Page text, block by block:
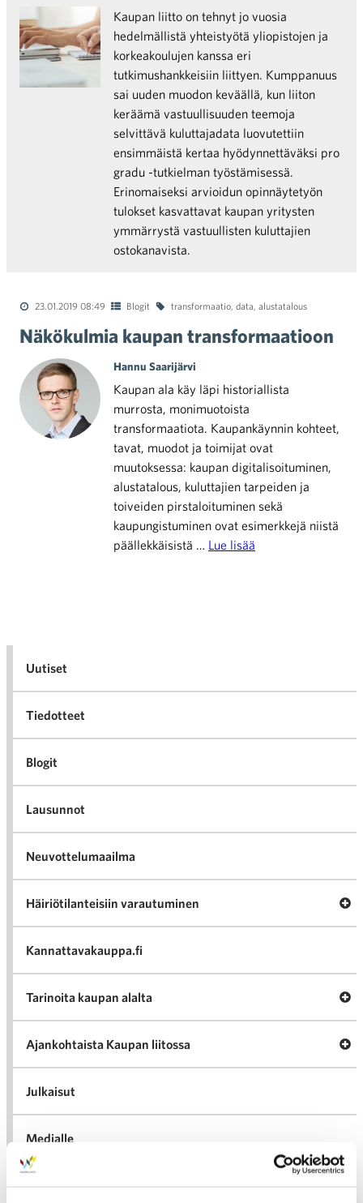
Kaupan liitto on tehnyt jo vuosia
hedelmällistä yhteistyötä yliopistojen ja
korkeakoulujen kanssa eri
tutkimushankkeisiin liittyen. Kumppanuus
sai uuden muodon keväällä, kun liiton
keräämä vastuullisuuden teemoja
selvittävä kuluttajadata luovutettiin
ensimmäistä kertaa hyödynnettäväksi pro
gradu -tutkielman työstämisessä.
Erinomaiseksi arvioidun opinnäytetyön
tulokset kasvattavat kaupan yritysten
ymmärrystä vastuullisten kuluttajien
ostokanavista.
23.01.2019 08:49 Blogit transformaatio, data, alustatalous
Näkökulmia kaupan transformaatioon
Hannu Saarijärvi
Kaupan ala käy läpi historiallista
murrosta, monimuotoista
transformaatiota. Kaupankäynnin kohteet,
tavat, muodot ja toimijat ovat
muutoksessa: kaupan digitalisoituminen,
alustatalous, kuluttajien tarpeiden ja
toiveiden pirstaloituminen sekä
kaupungistuminen ovat esimerkkejä niistä
päällekkäisistä … Lue lisää
Uutiset
Tiedotteet
Blogit
Lausunnot
Neuvottelumaailma
Häiriötilanteisiin varautuminen
Kannattavakauppa.fi
Tarinoita kaupan alalta
Ajankohtaista Kaupan liitossa
Julkaisut
Medialle
Seuraa toimintaamme